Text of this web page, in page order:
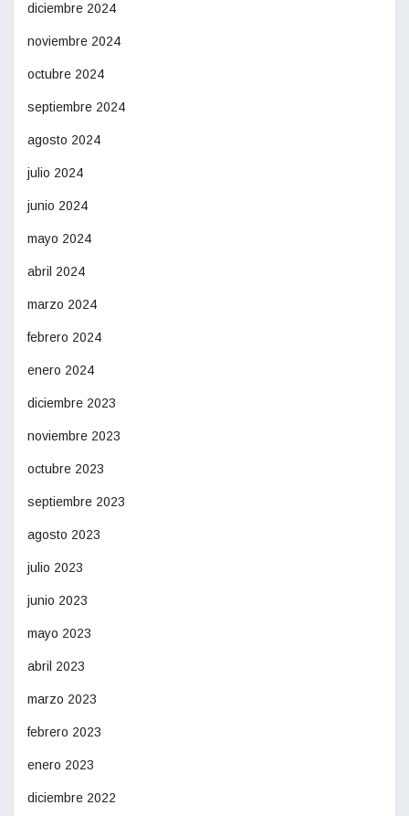
diciembre 2024
noviembre 2024
octubre 2024
septiembre 2024
agosto 2024
julio 2024
junio 2024
mayo 2024
abril 2024
marzo 2024
febrero 2024
enero 2024
diciembre 2023
noviembre 2023
octubre 2023
septiembre 2023
agosto 2023
julio 2023
junio 2023
mayo 2023
abril 2023
marzo 2023
febrero 2023
enero 2023
diciembre 2022